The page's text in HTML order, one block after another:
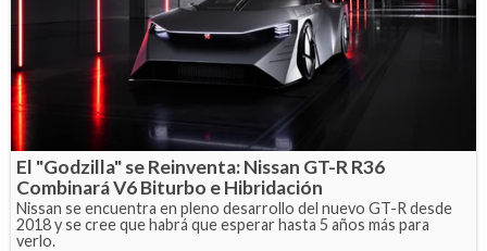
El "Godzilla" se Reinventa: Nissan GT-R R36
Combinará V6 Biturbo e Hibridación
Nissan se encuentra en pleno desarrollo del nuevo GT-R desde
2018 y se cree que habrá que esperar hasta 5 años más para
verlo.